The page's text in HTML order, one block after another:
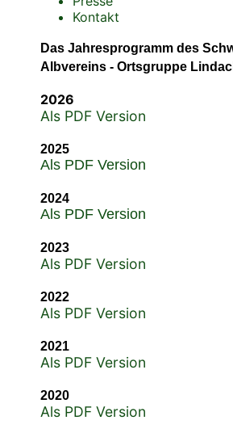
Kontakt
Das Jahresprogramm des
Albvereins - Ortsgruppe
2026
Als PDF Version
2025
Als PDF Version
2024
Als PDF Version
2023
Als PDF Version
2022
Als PDF Version
2021
Als PDF Version
2020
Als PDF Version